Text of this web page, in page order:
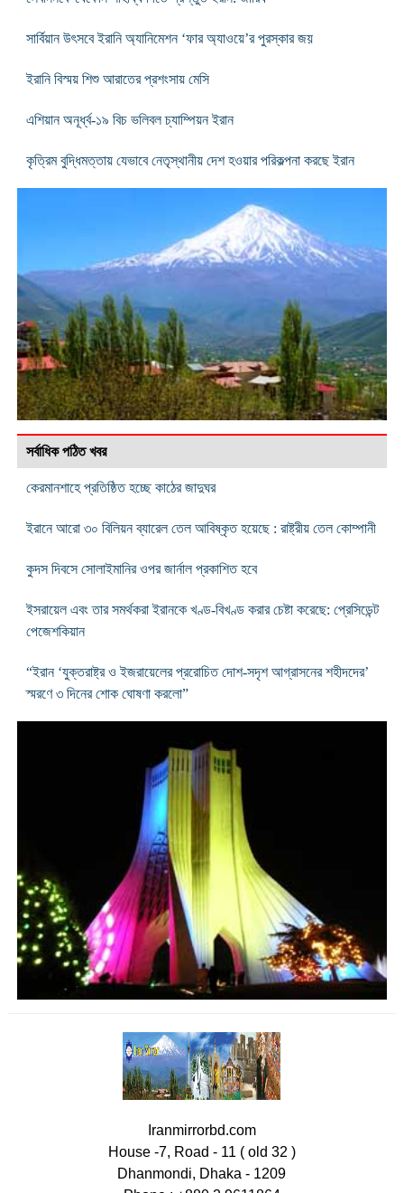
সার্বিয়ান উৎসবে ইরানি অ্যানিমেশন ‘ফার অ্যাওয়ে’র পুরস্কার জয়
ইরানি বিস্ময় শিশু আরাতের প্রশংসায় মেসি
এশিয়ান অনূর্ধ্ব-১৯ বিচ ভলিবল চ্যাম্পিয়ন ইরান
কৃত্রিম বুদ্ধিমত্তায় যেভাবে নেতৃস্থানীয় দেশ হওয়ার পরিকল্পনা করছে ইরান
সর্বাধিক পঠিত খবর
কেরমানশাহে প্রতিষ্ঠিত হচ্ছে কাঠের জাদুঘর
ইরানে আরো ৩০ বিলিয়ন ব্যারেল তেল আবিষ্কৃত হয়েছে : রাষ্ট্রীয় তেল কোম্পানী
কুদস দিবসে সোলাইমানির ওপর জার্নাল প্রকাশিত হবে
ইসরায়েল এবং তার সমর্থকরা ইরানকে খণ্ড-বিখণ্ড করার চেষ্টা করেছে: প্রেসিডেন্ট
পেজেশকিয়ান
“ইরান ‘যুক্তরাষ্ট্র ও ইজরায়েলের প্ররোচিত দােশ‑সদৃশ আগ্রাসনের শহীদদের’
স্মরণে ৩ দিনের শোক ঘোষণা করলো”
Iranmirrorbd.com
House -7, Road - 11 ( old 32 )
Dhanmondi, Dhaka - 1209